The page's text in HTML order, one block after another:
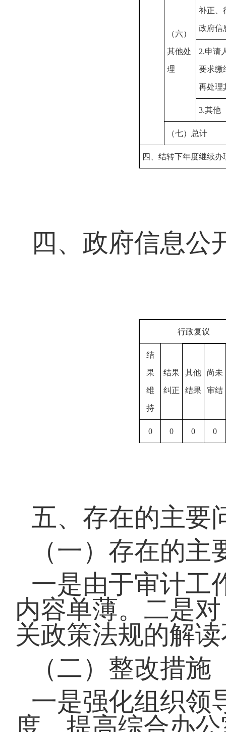
（六）
其他处
理
补正、
政府信
2.申请
要求缴
再处理
3.其他
（七）总计
四、结转下年度继续办
四、政府信息公
行政复议
结
果
维
持
结果
纠正
其他
结果
尚未
审结
0 0 0 0
五、存在的主要
（一）存在的主
一是由于审计工
内容单薄。二是
关政策法规的解
（二）整改措施
一是强化组织领